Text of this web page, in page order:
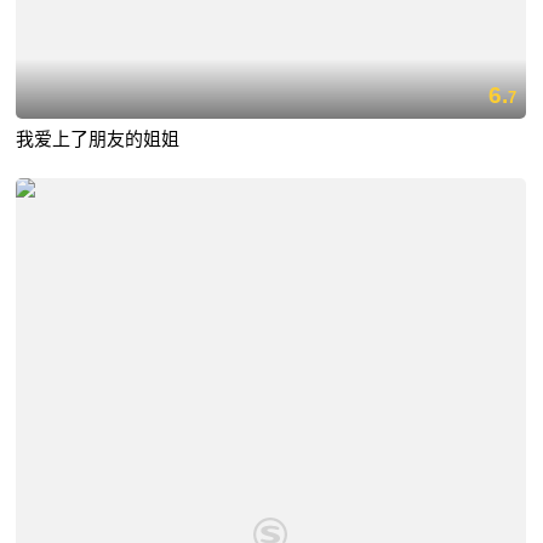
6.7
我爱上了朋友的姐姐